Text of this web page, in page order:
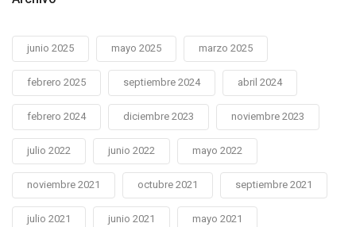
junio 2025 mayo 2025 marzo 2025
febrero 2025 septiembre 2024 abril 2024
febrero 2024 diciembre 2023 noviembre 2023
julio 2022 junio 2022 mayo 2022
noviembre 2021 octubre 2021 septiembre 2021
julio 2021 junio 2021 mayo 2021